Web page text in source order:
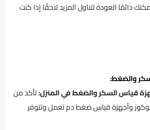
دائمًا العودة لتناول المزيد لاحقًا إذا كنت
والضغط:
قياس السكر والضغط في المنزل:تأكد من
وأجهزة قياس ضغط دم تعمل وتتوفر